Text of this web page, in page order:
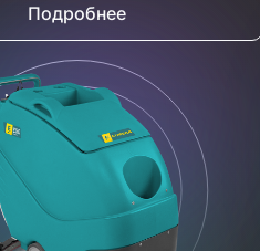
Подробнее